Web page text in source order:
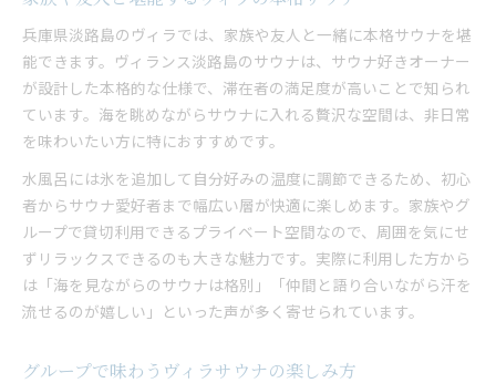
兵庫県淡路島のヴィラでは、家族や友人と一緒に本格サウナを堪
能できます。ヴィランス淡路島のサウナは、サウナ好きオーナー
が設計した本格的な仕様で、滞在者の満足度が高いことで知られ
ています。海を眺めながらサウナに入れる贅沢な空間は、非日常
を味わいたい方に特におすすめです。
水風呂には氷を追加して自分好みの温度に調節できるため、初心
者からサウナ愛好者まで幅広い層が快適に楽しめます。家族やグ
ループで貸切利用できるプライベート空間なので、周囲を気にせ
ずリラックスできるのも大きな魅力です。実際に利用した方から
は「海を見ながらのサウナは格別」「仲間と語り合いながら汗を
流せるのが嬉しい」といった声が多く寄せられています。
グループで味わうヴィラサウナの楽しみ方